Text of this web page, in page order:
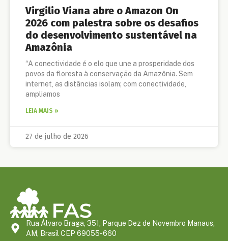
Virgilio Viana abre o Amazon On
2026 com palestra sobre os desafios
do desenvolvimento sustentável na
Amazônia
“A conectividade é o elo que une a prosperidade dos
povos da floresta à conservação da Amazônia. Sem
internet, as distâncias isolam; com conectividade,
ampliamos
LEIA MAIS »
27 de julho de 2026
Rua Álvaro Braga, 351, Parque Dez de Novembro Manaus,
AM, Brasil CEP 69055-660